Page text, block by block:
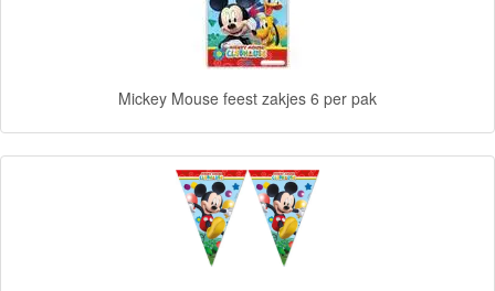
Birds
Mickey Mouse feest zakjes 6 per pak